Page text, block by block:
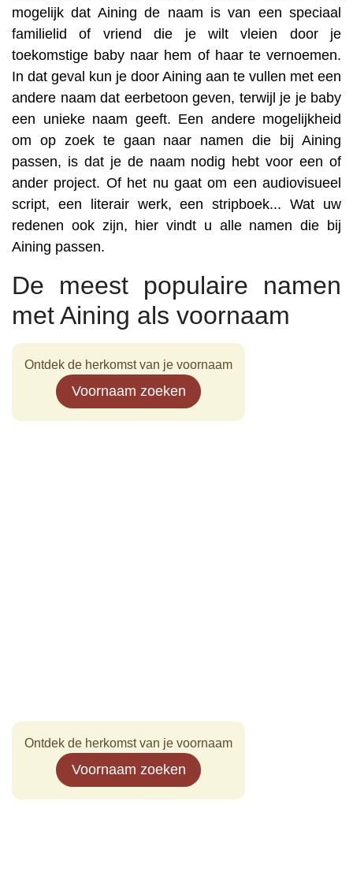
mogelijk dat Aining de naam is van een speciaal
familielid of vriend die je wilt vleien door je
toekomstige baby naar hem of haar te vernoemen.
In dat geval kun je door Aining aan te vullen met een
andere naam dat eerbetoon geven, terwijl je je baby
een unieke naam geeft. Een andere mogelijkheid
om op zoek te gaan naar namen die bij Aining
passen, is dat je de naam nodig hebt voor een of
ander project. Of het nu gaat om een audiovisueel
script, een literair werk, een stripboek... Wat uw
redenen ook zijn, hier vindt u alle namen die bij
Aining passen.
De meest populaire namen
met Aining als voornaam
Ontdek de herkomst van je voornaam
Voornaam zoeken
Ontdek de herkomst van je voornaam
Voornaam zoeken